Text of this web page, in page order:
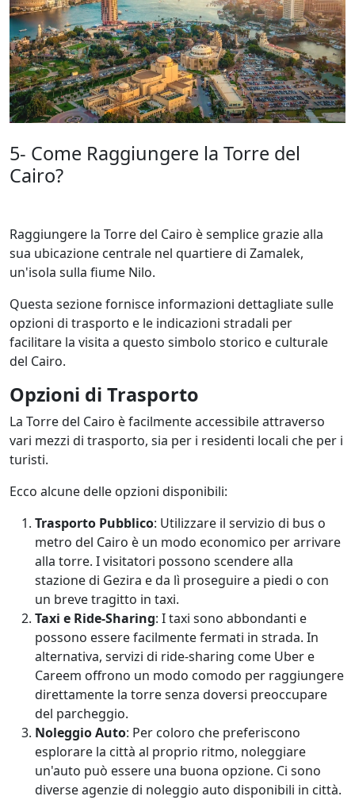
5- Come Raggiungere la Torre del
Cairo?
Raggiungere la Torre del Cairo è semplice grazie alla
sua ubicazione centrale nel quartiere di Zamalek,
un'isola sulla fiume Nilo.
Questa sezione fornisce informazioni dettagliate sulle
opzioni di trasporto e le indicazioni stradali per
facilitare la visita a questo simbolo storico e culturale
del Cairo.
Opzioni di Trasporto
La Torre del Cairo è facilmente accessibile attraverso
vari mezzi di trasporto, sia per i residenti locali che per i
turisti.
Ecco alcune delle opzioni disponibili:
Trasporto Pubblico: Utilizzare il servizio di bus o
metro del Cairo è un modo economico per arrivare
alla torre. I visitatori possono scendere alla
stazione di Gezira e da lì proseguire a piedi o con
un breve tragitto in taxi.
Taxi e Ride-Sharing: I taxi sono abbondanti e
possono essere facilmente fermati in strada. In
alternativa, servizi di ride-sharing come Uber e
Careem offrono un modo comodo per raggiungere
direttamente la torre senza doversi preoccupare
del parcheggio.
Noleggio Auto: Per coloro che preferiscono
esplorare la città al proprio ritmo, noleggiare
un'auto può essere una buona opzione. Ci sono
diverse agenzie di noleggio auto disponibili in città.